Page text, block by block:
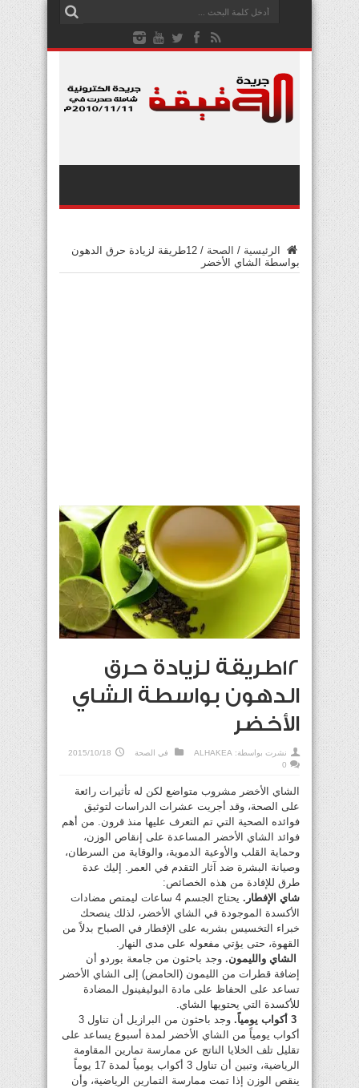
الرئيسية / الصحة /
12طريقة لزيادة حرق الدهون
بواسطة الشاي الأخضر
12طريقة لزيادة حرق
الدهون بواسطة الشاي
الأخضر
نشرت بواسطة: ALHAKEA في الصحة
2015/10/18
0
الشاي الأخضر مشروب متواضع لكن له تأثيرات رائعة
على الصحة، وقد أجريت عشرات الدراسات لتوثيق
فوائده الصحية التي تم التعرف عليها منذ قرون. من أهم
فوائد الشاي الأخضر المساعدة على إنقاص الوزن،
وحماية القلب والأوعية الدموية، والوقاية من السرطان،
وصيانة البشرة ضد آثار التقدم في العمر. إليك عدة
طرق للإفادة من هذه الخصائص:
شاي الإفطار.
يحتاج الجسم 4 ساعات ليمتص مضادات
الأكسدة الموجودة في الشاي الأخضر، لذلك ينصحك
خبراء التخسيس بشربه على الإفطار في الصباح بدلاً من
القهوة، حتى يؤتي مفعوله على مدى النهار.
الشاي والليمون. وجد باحثون من جامعة بوردو أن
إضافة قطرات من الليمون (الحامض) إلى الشاي الأخضر
تساعد على الحفاظ على مادة البوليفينول المضادة
للأكسدة التي يحتويها الشاي.
3 أكواب يومياً.
وجد باحثون من البرازيل أن تناول 3
أكواب يومياً من الشاي الأخضر لمدة أسبوع يساعد على
تقليل تلف الخلايا الناتج عن ممارسة تمارين المقاومة
الرياضية، وتبين أن تناول 3 أكواب يومياً لمدة 17 يوماً
ينقص الوزن إذا تمت ممارسة التمارين الرياضية، وأن